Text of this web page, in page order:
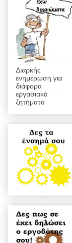
Διαρκής
ενημέρωση για
διάφορα
εργασιακά
ζητήματα